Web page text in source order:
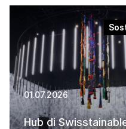
01.07.2026
Hub di